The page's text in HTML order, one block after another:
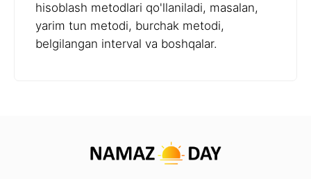
hisoblash metodlari qo'llaniladi, masalan,
yarim tun metodi, burchak metodi,
belgilangan interval va boshqalar.